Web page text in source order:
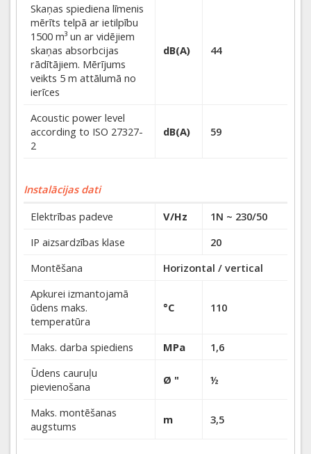
Skaņas spiediena līmenis
mērīts telpā ar ietilpību
1500 m³ un ar vidējiem
skaņas absorbcijas
rādītājiem. Mērījums
veikts 5 m attālumā no
ierīces
dB(A) 44
Acoustic power level
according to ISO 27327-
2
dB(A) 59
Instalācijas dati
Elektrības padeve
V/Hz
1N ~ 230/50
IP aizsardzības klase
20
Montēšana
Horizontal / vertical
Apkurei izmantojamā
ūdens maks.
temperatūra
°C 110
Maks. darba spiediens MPa
1,6
Ūdens cauruļu
pievienošana
Ø " ½
Maks. montēšanas
augstums
m 3,5